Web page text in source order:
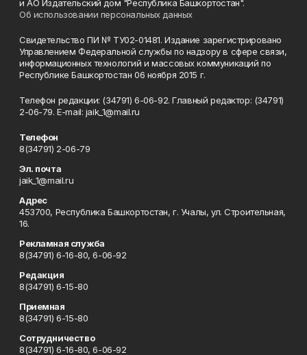
и АО Издательский дом "Республика Башкортостан".
Об использовании персональных данных
Свидетельство ПИ № ТУ02-01481. Издание зарегистрировано
Управлением Федеральной службы по надзору в сфере связи,
информационных технологий и массовых коммуникаций по
Республике Башкортостан 06 ноября 2015 г.
Телефон редакции: (34791) 6-06-92. Главный редактор: (34791)
2-06-79. Е-mаil: jaik_1@mail.ru
Телефон
8(34791) 2-06-79
Эл. почта
jaik_1@mail.ru
Адрес
453700, Республика Башкортостан, г. Учалы, ул. Строительная,
16.
Рекламная служба
8(34791) 6-16-80, 6-06-92
Редакция
8(34791) 6-15-80
Приемная
8(34791) 6-15-80
Сотрудничество
8(34791) 6-16-80, 6-06-92